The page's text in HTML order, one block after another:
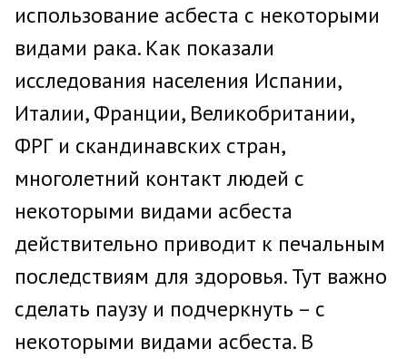
использование асбеста с некоторыми
видами рака. Как показали
исследования населения Испании,
Италии, Франции, Великобритании,
ФРГ и скандинавских стран,
многолетний контакт людей с
некоторыми видами асбеста
действительно приводит к печальным
последствиям для здоровья. Тут важно
сделать паузу и подчеркнуть – с
некоторыми видами асбеста. В